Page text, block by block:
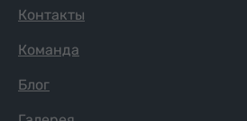
Контакты
Команда
Блог